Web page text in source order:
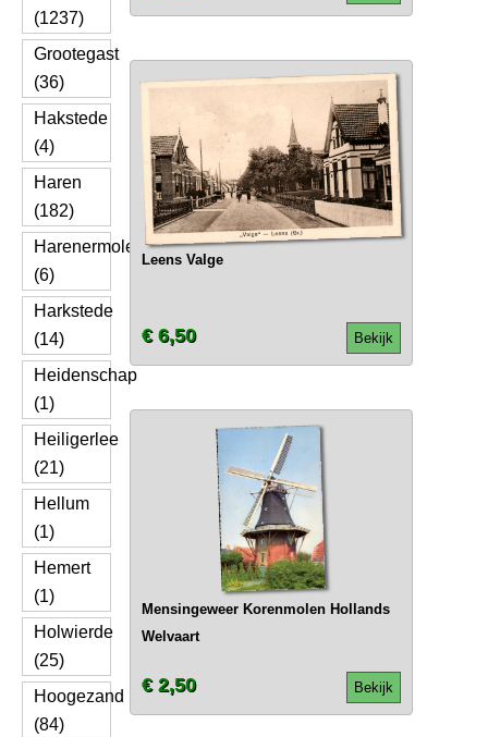
(1237)
Grootegast
(36)
Hakstede
(4)
Haren
(182)
Harenermolen
(6)
Harkstede
(14)
Heidenschap
(1)
Heiligerlee
(21)
Hellum
(1)
Hemert
(1)
Holwierde
(25)
Hoogezand
(84)
Leens Valge
Bekijk
€ 6,50
Mensingeweer Korenmolen Hollands
Welvaart
Bekijk
€ 2,50